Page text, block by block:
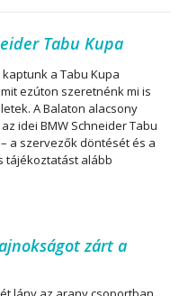
Tabu Kupa
a Tabu Kupa
ezúton szeretnénk mi is
A Balaton alacsony
idei BMW Schneider Tabu
a szervezők döntését és a
tájékoztatást alább
zárt a